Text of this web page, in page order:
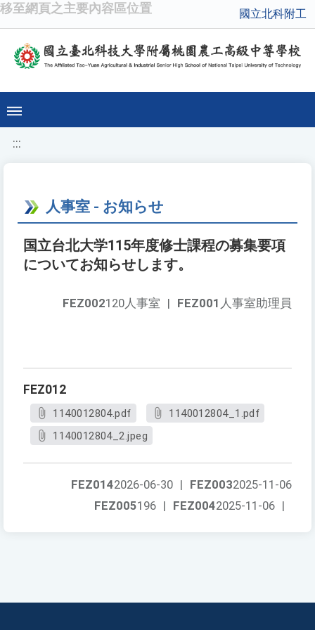
移至網頁之主要內容區位置 國立北科附工
:::
人事室 - お知らせ
国立台北大学115年度修士課程の募集要項
についてお知らせします。
FEZ001 人事室助理員
FEZ002120人事室 |
FEZ012
1140012804.pdf
1140012804_1.pdf
1140012804_2.jpeg
FEZ0032025-11-06
FEZ0142026-06-30 |
FEZ0042025-11-06 |
FEZ005196 |